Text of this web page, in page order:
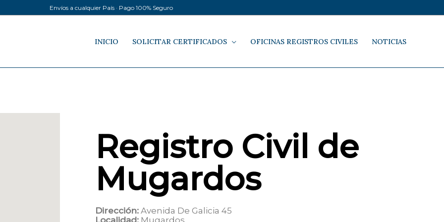
Envíos a cualquier País · Pago 100% Seguro
INICIO SOLICITAR CERTIFICADOS OFICINAS REGISTROS CIVILES NOTICIAS
Registro Civil de
Mugardos
Dirección: Avenida De Galicia 45
Localidad: Mugardos